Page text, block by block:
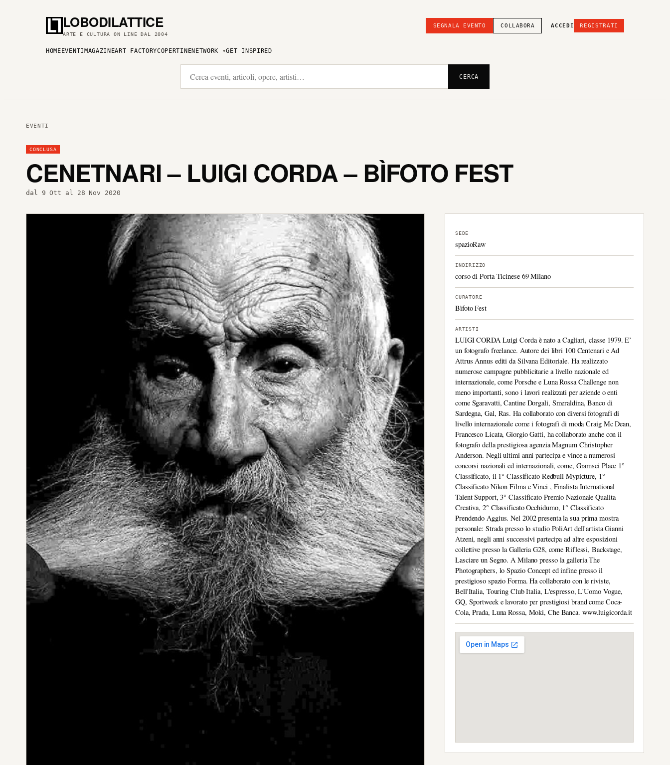
LOBODILATTICE
ARTE E CULTURA ON LINE DAL 2004
SEGNALA EVENTO COLLABORA ACCEDI REGISTRATI
HOME EVENTI MAGAZINEART FACTORYCOPERTINENETWORK GET INSPIRED
CERCA
EVENTI
CONCLUSA
CENETNARI – LUIGI CORDA – BÌFOTO FEST
dal 9 Ott al 28 Nov 2020
SEDE
spazioRaw
INDIRIZZO
corso di Porta Ticinese 69 Milano
CURATORE
Bìfoto Fest
ARTISTI
LUIGI CORDA Luigi Corda è nato a Cagliari, classe 1979. E’
un fotografo freelance. Autore dei libri 100 Centenari e Ad
Attrus Annus editi da Silvana Editoriale. Ha realizzato
numerose campagne pubblicitarie a livello nazionale ed
internazionale, come Porsche e Luna Rossa Challenge non
meno importanti, sono i lavori realizzati per aziende o enti
come Sgaravatti, Cantine Dorgali, Smeraldina, Banco di
Sardegna, Gal, Ras. Ha collaborato con diversi fotografi di
livello internazionale come i fotografi di moda Craig Mc Dean,
Francesco Licata, Giorgio Gatti, ha collaborato anche con il
fotografo della prestigiosa agenzia Magnum Christopher
Anderson. Negli ultimi anni partecipa e vince a numerosi
concorsi nazionali ed internazionali, come, Gramsci Place 1°
Classificato, il 1° Classificato Redbull Mypicture, 1°
Classificato Nikon Filma e Vinci , Finalista International
Talent Support, 3° Classificato Premio Nazionale Qualita
Creativa, 2° Classificato Occhidumo, 1° Classificato
Prendendo Aggius. Nel 2002 presenta la sua prima mostra
personale: Strada presso lo studio PoliArt dell'artista Gianni
Atzeni, negli anni successivi partecipa ad altre esposizioni
collettive presso la Galleria G28, come Riflessi, Backstage,
Lasciare un Segno. A Milano presso la galleria The
Photographers, lo Spazio Concept ed infine presso il
prestigioso spazio Forma. Ha collaborato con le riviste,
Bell'Italia, Touring Club Italia, L'espresso, L'Uomo Vogue,
GQ, Sportweek e lavorato per prestigiosi brand come Coca-
Cola, Prada, Luna Rossa, Moki, Che Banca. www.luigicorda.it